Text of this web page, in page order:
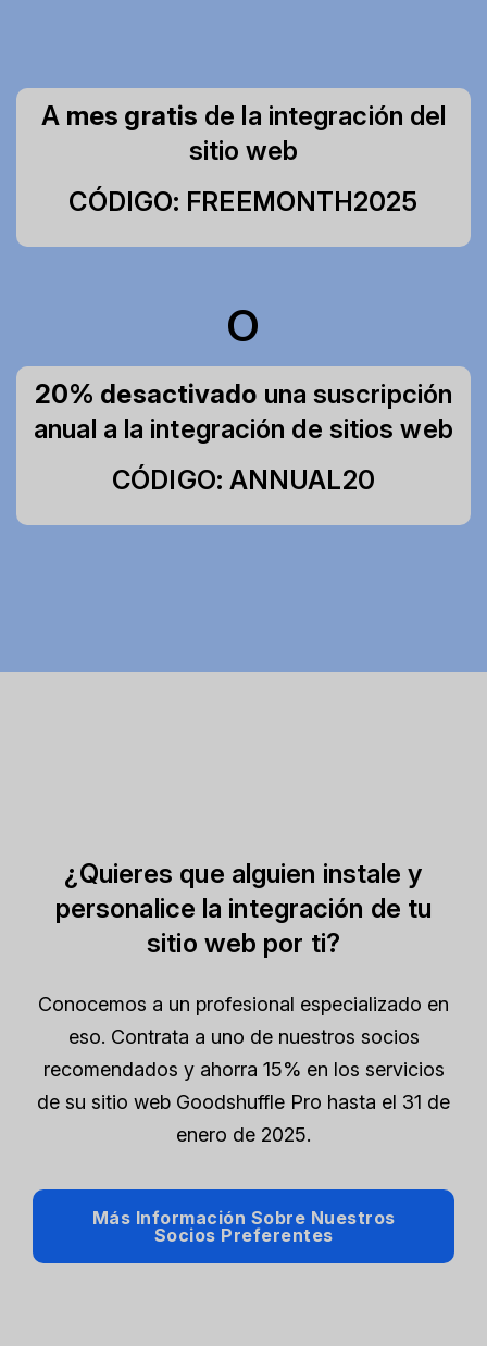
A mes gratis de la integración del
sitio web
CÓDIGO: FREEMONTH2025
O
20% desactivado una suscripción
anual a la integración de sitios web
CÓDIGO: ANNUAL20
¿Quieres que alguien instale y
personalice la integración de tu
sitio web por ti?
Conocemos a un profesional especializado en
eso. Contrata a uno de nuestros socios
recomendados y ahorra 15% en los servicios
de su sitio web Goodshuffle Pro hasta el 31 de
enero de 2025.
Más Información Sobre Nuestros
Socios Preferentes